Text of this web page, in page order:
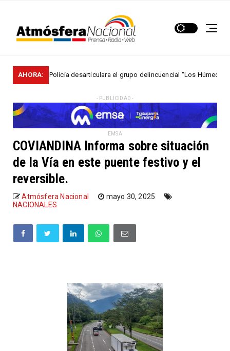
AHORA:
la Policía desarticulara el grupo delincuencial “Los Húmedos“
- PUBLICIDAD -
EMSA
COVIANDINA Informa sobre situación
de la Vía en este puente festivo y el
reversible.
Atmósfera Nacional
mayo 30, 2025
NACIONALES